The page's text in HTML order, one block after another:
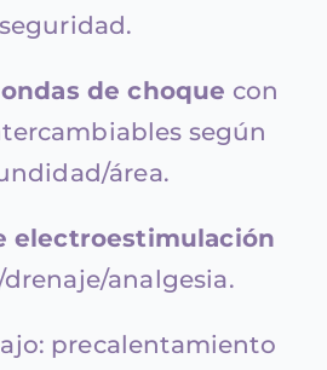
de choque con
según
área.
electroestimulación
analgesia.
precalentamiento